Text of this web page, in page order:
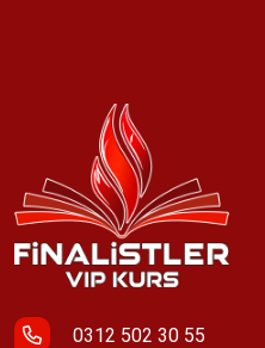
0312 502 30 55